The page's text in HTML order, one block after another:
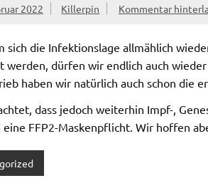
2022 Killerpin Kommentar
sich die Infektionslage allmählich
werden, dürfen wir endlich auch
haben wir natürlich auch schon die
dass jedoch weiterhin Impf-,
eine FFP2-Maskenpflicht. Wir hoffen